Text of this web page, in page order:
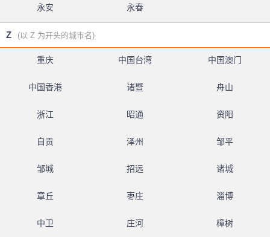
永安 永春
Z (以 Z 为开头的城市名)
重庆 中国台湾 中国澳门
中国香港 诸暨 舟山
浙江 昭通 资阳
自贡 泽州 邹平
邹城 招远 诸城
章丘 枣庄 淄博
中卫 庄河 樟树